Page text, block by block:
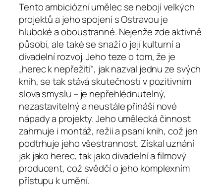
Tento ambiciózní umělec se nebojí velkých
projektů a jeho spojení s Ostravou je
hluboké a oboustranné. Nejenže zde aktivně
působí, ale také se snaží o její kulturní a
divadelní rozvoj. Jeho teze o tom, že je
„herec k nepřežití“, jak nazval jednu ze svých
knih, se tak stává skutečností v pozitivním
slova smyslu – je nepřehlédnutelný,
nezastavitelný a neustále přináší nové
nápady a projekty. Jeho umělecká činnost
zahrnuje i montáž, režii a psaní knih, což jen
podtrhuje jeho všestrannost. Získal uznání
jak jako herec, tak jako divadelní a filmový
producent, což svědčí o jeho komplexním
přístupu k umění.